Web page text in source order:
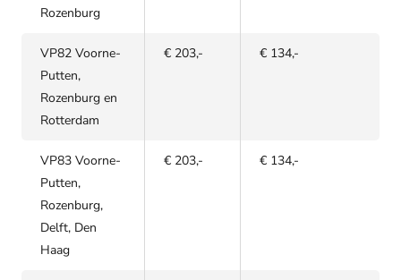
Rozenburg
VP82 Voorne-
Putten,
Rozenburg en
Rotterdam
€ 203,- € 134,-
VP83 Voorne-
Putten,
Rozenburg,
Delft, Den
Haag
€ 203,- € 134,-